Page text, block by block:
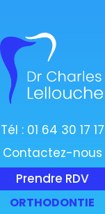
Tél : 01 64 30 17 17
Contactez-nous
Prendre RDV
ORTHODONTIE